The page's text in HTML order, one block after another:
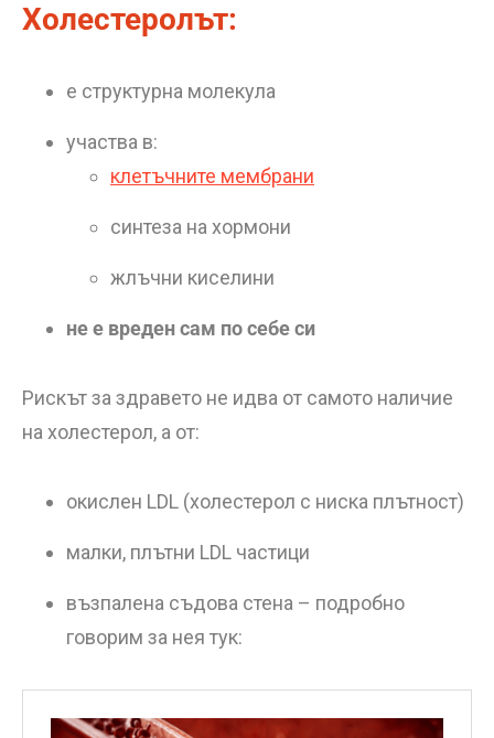
Холестеролът:
е структурна молекула
участва в:
клетъчните мембрани
синтеза на хормони
жлъчни киселини
не е вреден сам по себе си
Рискът за здравето не идва от самото наличие
на холестерол, а от:
окислен LDL (холестерол с ниска плътност)
малки, плътни LDL частици
възпалена съдова стена – подробно
говорим за нея тук: